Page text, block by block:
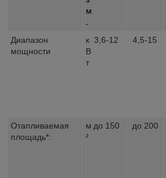
м
.
Диапазон
мощности
к
В
т
3,6-12 4,5-15
Отапливаемая
площадь*:
м
²
до 150 до 200